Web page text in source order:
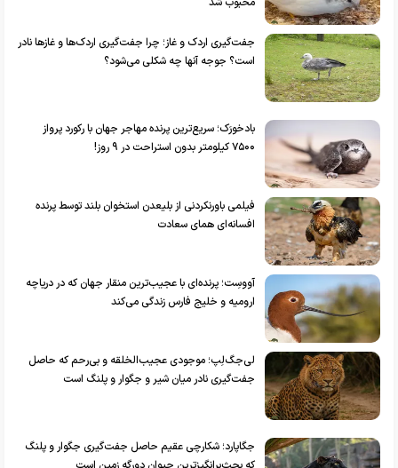
جفت‌گیری اردک‌ و غاز؛ چرا جفت‌گیری اردک‌ها و غاز‌ها نادر
است؟ جوجه آنها چه شکلی می‌شود؟
بادخورَک؛ سریع‌ترین پرنده مهاجر جهان با رکورد پرواز
۷۵۰۰ کیلومتر بدون استراحت در ۹ روز!
فیلمی باورنکردنی از بلیعدن استخوان بلند توسط پرنده
افسانه‌ای همای سعادت
آووسِت؛ پرنده‌ای با عجیب‌ترین منقار جهان که در دریاچه
ارومیه و خلیج فارس زندگی می‌کند
لی‌جگ‌لِپ؛ موجودی عجیب‌الخلقه و بی‌رحم که حاصل
جفت‌گیری نادر میان شیر و جگوار و پلنگ است
جگاپارد؛ شکارچی عقیم حاصل جفت‌گیری جگوار و پلنگ